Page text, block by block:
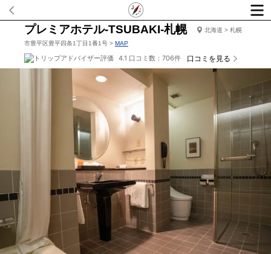
プレミアホテル-TSUBAKI-札幌
北海道 > 札幌
市豊平区豊平四条1丁目1番1号 > MAP
4.1 口コミ数：706件 口コミを見る